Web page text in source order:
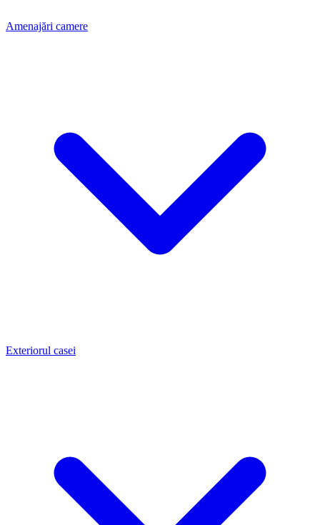
Amenajări camere
Exteriorul casei